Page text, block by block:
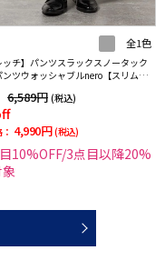
全1色
ッチ】パンツスラックスノータック
ンツウォッシャブルnero【スリムデ
6,589円 (税込)
4,990円 (税込)
10%OFF/3点目以降20%
象